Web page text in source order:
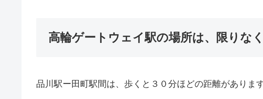
高輪ゲートウェイ駅の場所は、限りな
品川駅ー田町駅間は、歩くと３０分ほどの距離があります